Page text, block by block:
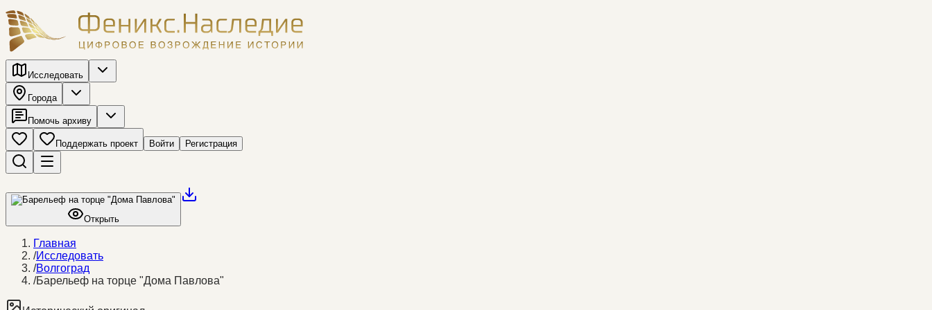
Исследовать
Города
Помочь архиву
Поддержать проект Войти Регистрация
Открыть
Главная
/Исследовать
/Волгоград
/Барельеф на торце "Дома Павлова"